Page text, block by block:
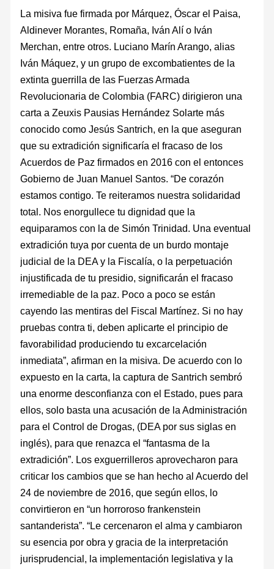
La misiva fue firmada por Márquez, Óscar el Paisa,
Aldinever Morantes, Romaña, Iván Alí o Iván
Merchan, entre otros. Luciano Marín Arango, alias
Iván Máquez, y un grupo de excombatientes de la
extinta guerrilla de las Fuerzas Armada
Revolucionaria de Colombia (FARC) dirigieron una
carta a Zeuxis Pausias Hernández Solarte más
conocido como Jesús Santrich, en la que aseguran
que su extradición significaría el fracaso de los
Acuerdos de Paz firmados en 2016 con el entonces
Gobierno de Juan Manuel Santos. “De corazón
estamos contigo. Te reiteramos nuestra solidaridad
total. Nos enorgullece tu dignidad que la
equiparamos con la de Simón Trinidad. Una eventual
extradición tuya por cuenta de un burdo montaje
judicial de la DEA y la Fiscalía, o la perpetuación
injustificada de tu presidio, significarán el fracaso
irremediable de la paz. Poco a poco se están
cayendo las mentiras del Fiscal Martínez. Si no hay
pruebas contra ti, deben aplicarte el principio de
favorabilidad produciendo tu excarcelación
inmediata”, afirman en la misiva. De acuerdo con lo
expuesto en la carta, la captura de Santrich sembró
una enorme desconfianza con el Estado, pues para
ellos, solo basta una acusación de la Administración
para el Control de Drogas, (DEA por sus siglas en
inglés), para que renazca el “fantasma de la
extradición”. Los exguerrilleros aprovecharon para
criticar los cambios que se han hecho al Acuerdo del
24 de noviembre de 2016, que según ellos, lo
convirtieron en “un horroroso frankenstein
santanderista”. “Le cercenaron el alma y cambiaron
su esencia por obra y gracia de la interpretación
jurisprudencial, la implementación legislativa y la